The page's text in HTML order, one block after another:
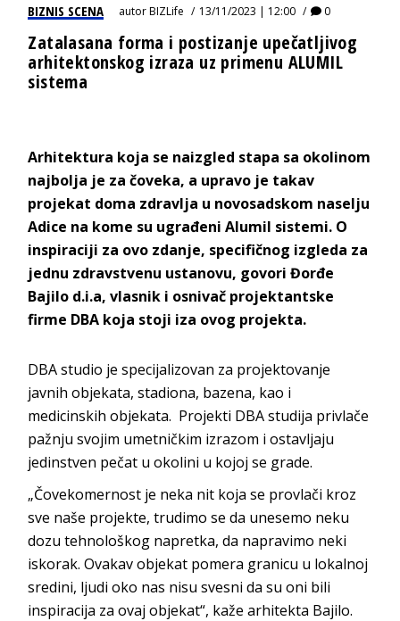
BIZNIS SCENA autorBIZLife 13/11/2023 | 12:00 0
Zatalasana forma i postizanje upečatljivog
arhitektonskog izraza uz primenu ALUMIL
sistema
Arhitektura koja se naizgled stapa sa okolinom
najbolja je za čoveka, a upravo je takav
projekat doma zdravlja u novosadskom naselju
Adice na kome su ugrađeni Alumil sistemi. O
inspiraciji za ovo zdanje, specifičnog izgleda za
jednu zdravstvenu ustanovu, govori Đorđe
Bajilo d.i.a, vlasnik i osnivač projektantske
firme DBA koja stoji iza ovog projekta.
DBA studio je specijalizovan za projektovanje
javnih objekata, stadiona, bazena, kao i
medicinskih objekata. Projekti DBA studija privlače
pažnju svojim umetničkim izrazom i ostavljaju
jedinstven pečat u okolini u kojoj se grade.
„Čovekomernost je neka nit koja se provlači kroz
sve naše projekte, trudimo se da unesemo neku
dozu tehnološkog napretka, da napravimo neki
iskorak. Ovakav objekat pomera granicu u lokalnoj
sredini, ljudi oko nas nisu svesni da su oni bili
inspiracija za ovaj objekat“, kaže arhitekta Bajilo.